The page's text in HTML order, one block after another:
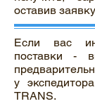
оставив
Если вас
поставки -
у
TRANS.